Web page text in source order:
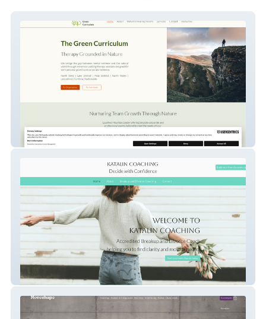
The Green Curriculum
Katalin Coaching